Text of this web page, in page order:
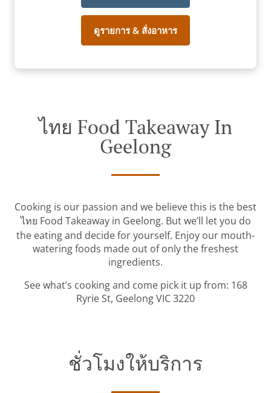
ดูรายการ & สั่งอาหาร
ไทย Food Takeaway In
Geelong
Cooking is our passion and we believe this is the best
ไทย Food Takeaway in Geelong. But we’ll let you do
the eating and decide for yourself. Enjoy our mouth-
watering foods made out of only the freshest
ingredients.
See what’s cooking and come pick it up from: 168
Ryrie St, Geelong VIC 3220
ชั่วโมงให้บริการ